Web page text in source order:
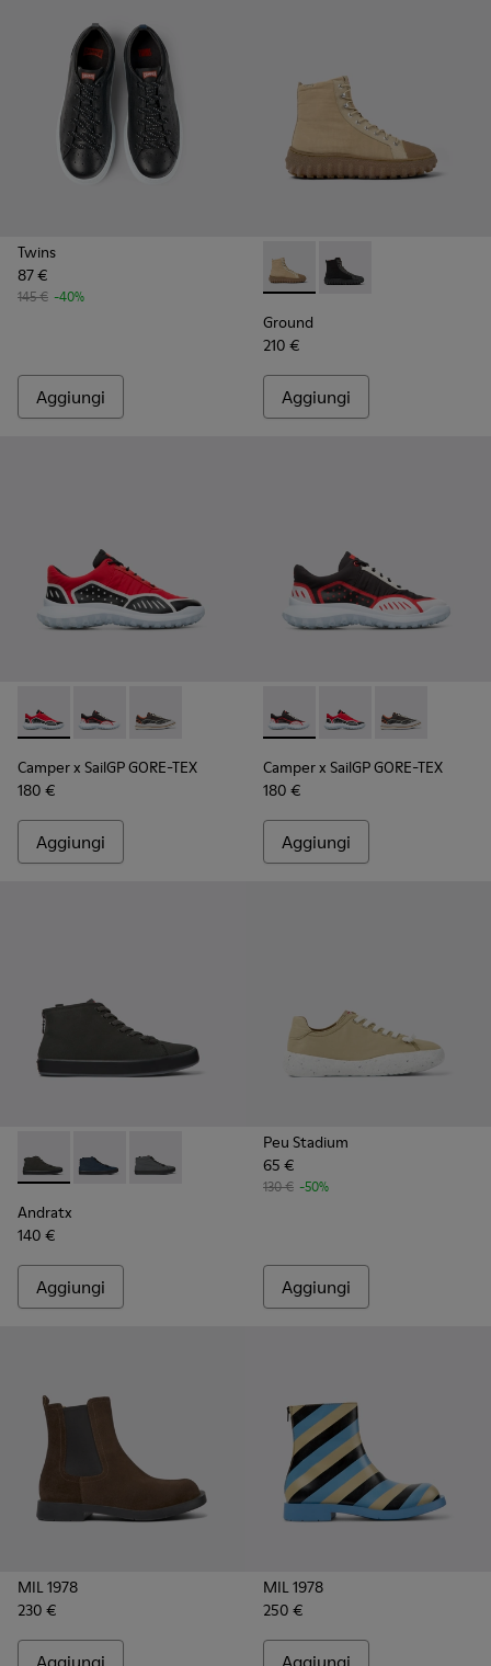
Twins
87 €
145 € -40%
Aggiungi
Ground - K300405-010 -
Ground - K300405-
Ground
210 €
Aggiungi
Camper x SailGP GORE-TEX - K100658-020 - Sneaker da
Camper x SailGP GORE-TEX - K100658-021 -
Camper x SailGP GORE-TEX - K100658-004Q
Camper x SailGP GORE-TEX
180 €
Aggiungi
Camper x SailGP GORE-
Camper x SailGP
Camper x
Camper x SailGP GORE-TEX
180 €
Aggiungi
Andratx - K300143-010 - Sneakers grigie in tessuto da Uomo.
Andratx - K300143-008 - Sneaker da uomo in
Andratx - K300143-007
Andratx
140 €
Aggiungi
Peu Stadium
65 €
130 € -50%
Aggiungi
MIL 1978
230 €
MIL 1978
250 €